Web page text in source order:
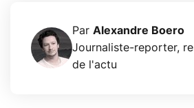
Par Alexandre Boero
Journaliste-reporter,
de l'actu